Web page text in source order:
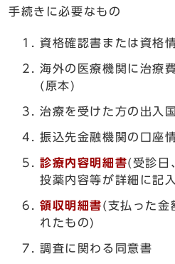
手続きに必要なもの
資格確認書または資格
海外の医療機関に治療
(原本)
治療を受けた方の出入
振込先金融機関の口座
診療内容明細書(受診日
投薬内容等が詳細に記
領収明細書(支払った金
れたもの)
調査に関わる同意書